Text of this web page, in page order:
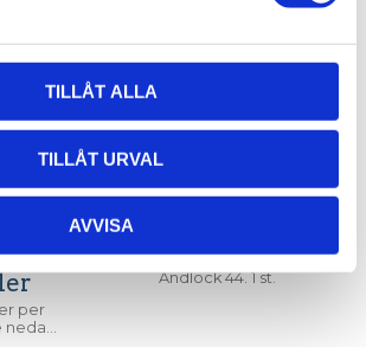
TILLÅT ALLA
TILLÅT URVAL
AVVISA
av
per
nedan
Ändlock 44
Ändlock 44. 1 st.